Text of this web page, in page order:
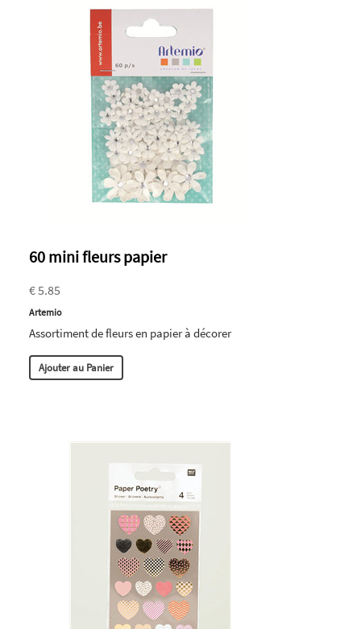
60 mini fleurs papier
€ 5.85
Artemio
Assortiment de fleurs en papier à décorer
Ajouter au Panier